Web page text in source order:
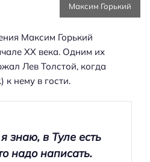
Максим Горький
Максим Горький
XX века. Одним их
Лев Толстой, когда
к нему в гости.
знаю, в Туле есть
надо написать.